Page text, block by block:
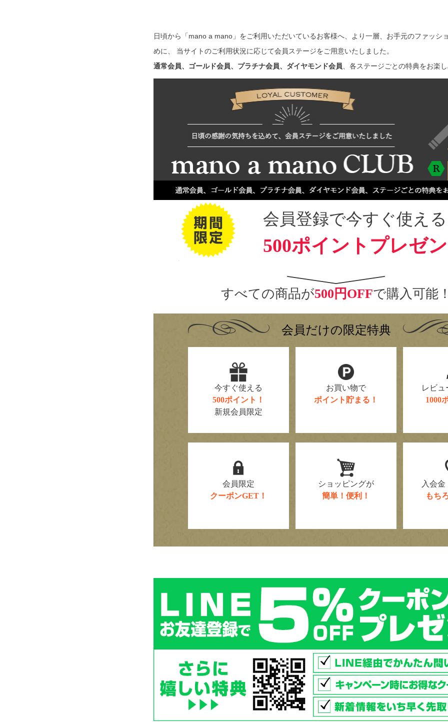
日頃から「mano a mano」をご利用いただいているお客様へ、より一層、お手元のファッシ
めに、 当サイトのご利用状況に応じて会員ステージをご用意いたしました。
通常会員、ゴールド会員、プラチナ会員、ダイヤモンド会員、各ステージごとの特典をお楽し
会員登録で今すぐ使える
500ポイントプレゼン
すべての商品が500円OFFで購入可能！
会員だけの限定特典
今すぐ使える
500ポイント！
新規会員限定
お買い物で
ポイント貯まる！
レビュ
1000
会員限定
クーポンGET！
ショッピングが
簡単！便利！
入会
もち